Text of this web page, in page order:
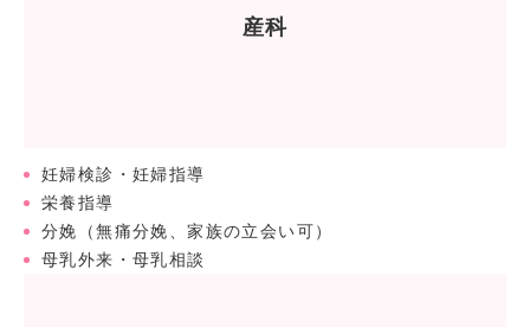
産科
妊婦検診・妊婦指導
栄養指導
分娩（無痛分娩、家族の立会い可）
母乳外来・母乳相談